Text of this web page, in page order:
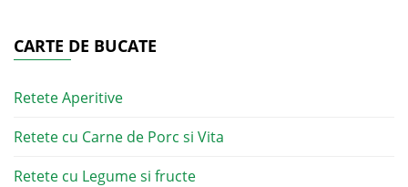
CARTE DE BUCATE
Retete Aperitive
Retete cu Carne de Porc si Vita
Retete cu Legume si fructe